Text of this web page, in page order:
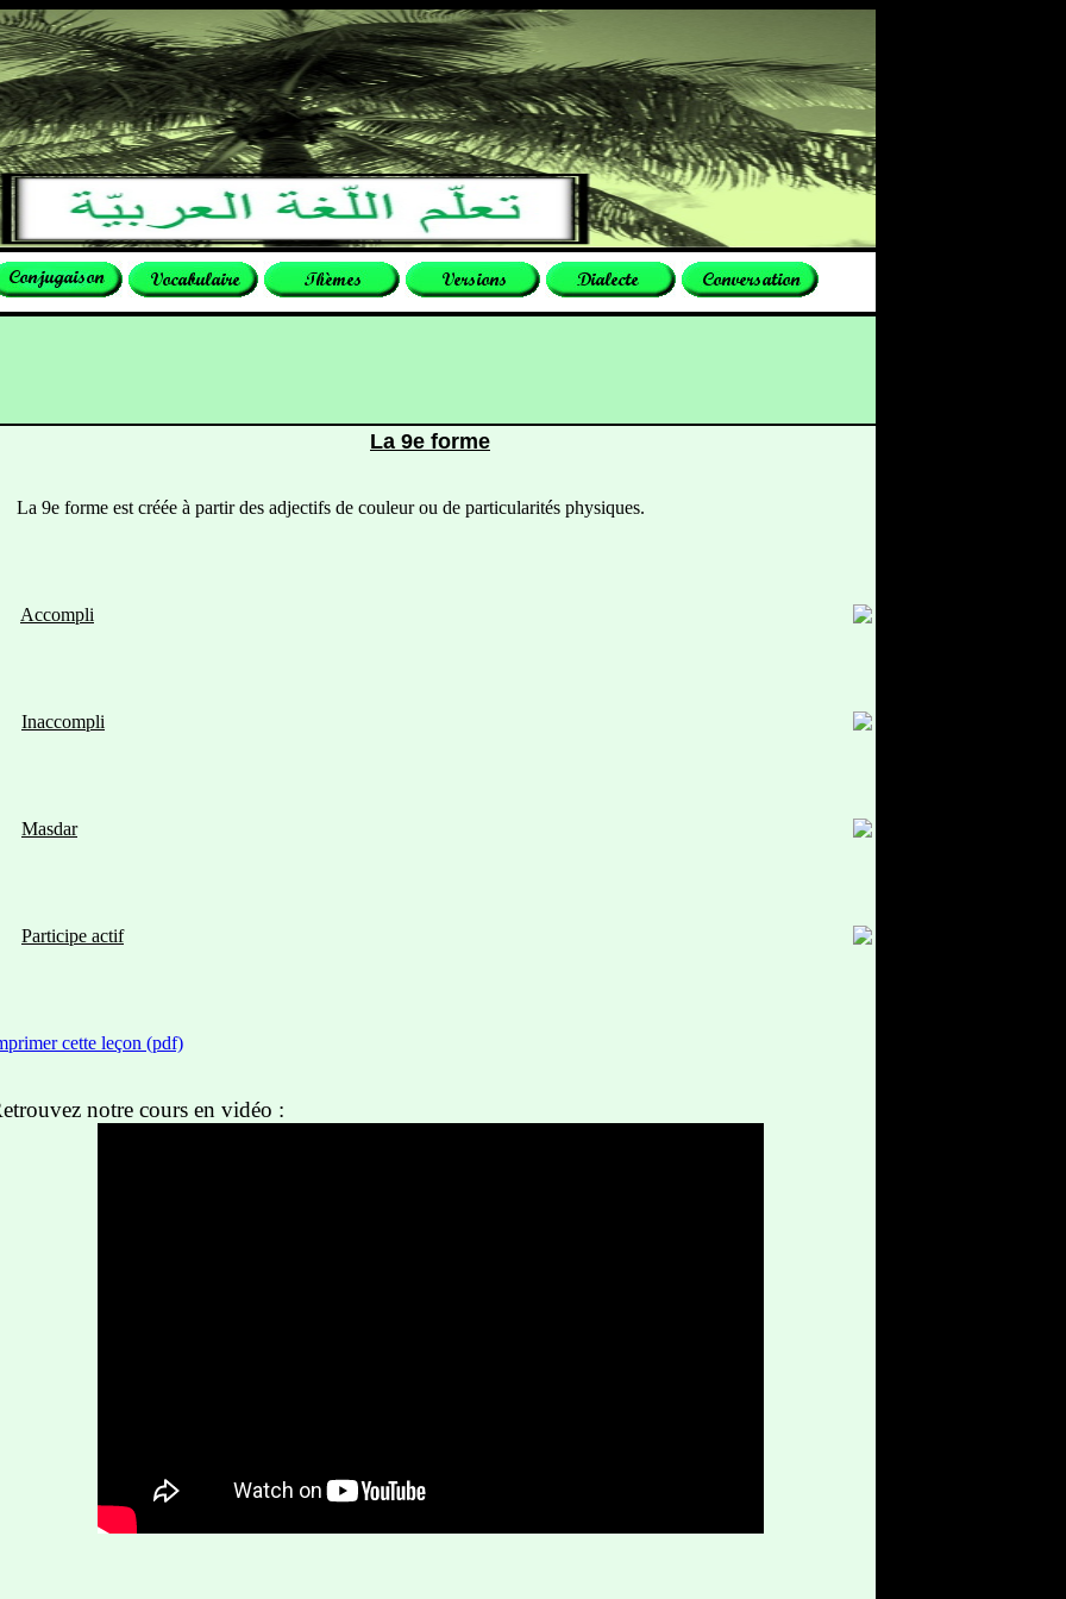
La 9e forme
9e forme est créée à partir des adjectifs de couleur ou de particularités physiques.
Accompli
Inaccompli
Masdar
Participe actif
cette leçon (pdf)
notre cours en vidéo :